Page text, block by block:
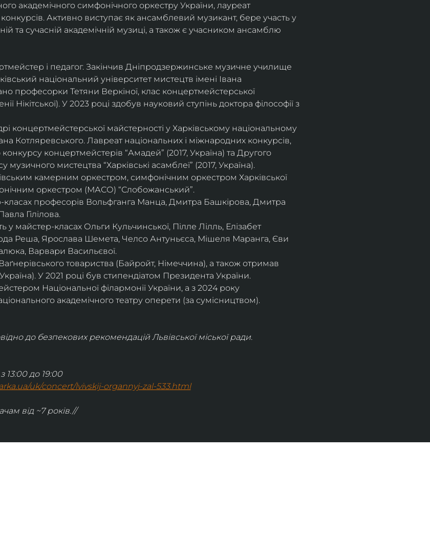
академічного симфонічного оркестру України, лауреат
Активно виступає як ансамблевий музикант, бере участь у
та сучасній академічній музиці, а також є учасником ансамблю
і педагог. Закінчив Дніпродзержинське музичне училище
національний університет мистецтв імені Івана
професорки Тетяни Веркіної, клас концертмейстерської
Нікітської). У 2023 році здобув науковий ступінь доктора філософії з
концертмейстерської майстерності у Харківському національному
Котляревського. Лавреат національних і міжнародних конкурсів,
концертмейстерів “Амадей” (2017, Україна) та Другого
мистецтва “Харківські асамблеї” (2017, Україна).
камерним оркестром, симфонічним оркестром Харківської
оркестром (МАСО) “Слобожанський”.
класах професорів Вольфганга Манца, Дмитра Башкірова, Дмитра
Гілілова.
у майстер-класах Ольги Кульчинської, Пілле Лілль, Елізабет
Реша, Ярослава Шемета, Челсо Антуньєса, Мішеля Маранга, Єви
Варвари Васильєвої.
товариства (Байройт, Німеччина), а також отримав
У 2021 році був стипендіатом Президента України.
Національної філармонії України, а з 2024 року
академічного театру оперети (за сумісництвом).
до безпекових рекомендацій Львівської міської ради.
13:00 до 19:00
uk/concert/lvivskij-organnyj-zal-533.html
від ~7 років.//